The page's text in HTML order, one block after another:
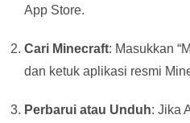
App Store.
Cari Minecraft: Masukkan
dan ketuk aplikasi resmi
Perbarui atau Unduh: Jika